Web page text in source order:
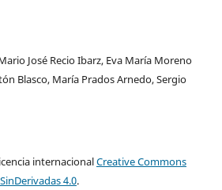
José Recio Ibarz, Eva María Moreno
Blasco, María Prados Arnedo, Sergio
internacionalCreative Commons
4.0.